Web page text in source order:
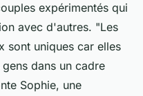
expérimentés qui
avec d'autres. "Les
sont uniques car elles
dans un cadre
Sophie, une